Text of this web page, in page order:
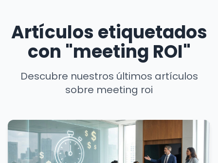
Artículos etiquetados
con "meeting ROI"
Descubre nuestros últimos artículos
sobre meeting roi